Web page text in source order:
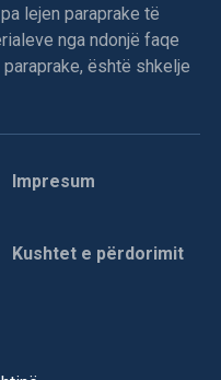
lejen paraprake të
nga ndonjë faqe
është shkelje
Impresum
Kushtet e përdorimit